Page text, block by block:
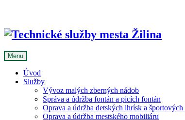
Menu
Úvod
Služby
Vývoz malých zberných nádob
Správa a údržba fontán a picích fontán
Oprava a údržba detských ihrísk a
Oprava a údržba mestského mobiliáru